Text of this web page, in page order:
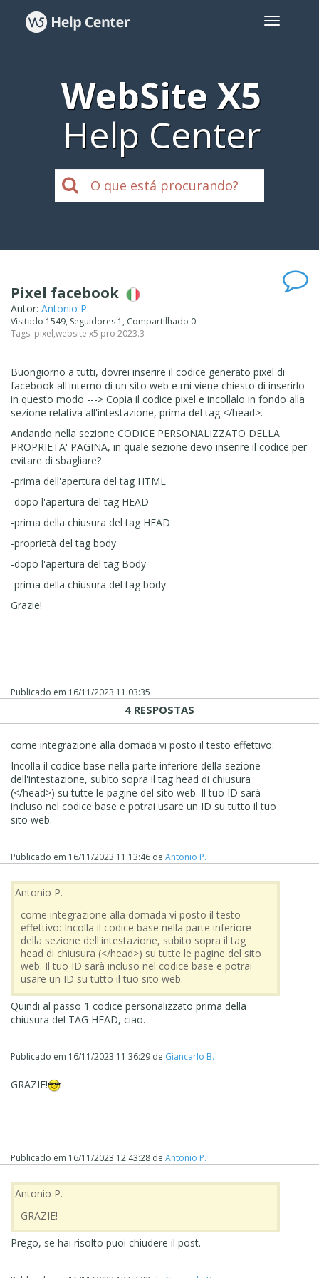
WebSite X5
Help Center
Pixel facebook
Autor: Antonio P.
Visitado 1549, Seguidores 1, Compartilhado 0
Tags: pixel,website x5 pro 2023.3
Buongiorno a tutti, dovrei inserire il codice generato pixel di
facebook all'interno di un sito web e mi viene chiesto di inserirlo
in questo modo ---> Copia il codice pixel e incollalo in fondo alla
sezione relativa all'intestazione, prima del tag </head>.
Andando nella sezione CODICE PERSONALIZZATO DELLA
PROPRIETA' PAGINA, in quale sezione devo inserire il codice per
evitare di sbagliare?
-prima dell'apertura del tag HTML
-dopo l'apertura del tag HEAD
-prima della chiusura del tag HEAD
-proprietà del tag body
-dopo l'apertura del tag Body
-prima della chiusura del tag body
Grazie!
Publicado em 16/11/2023 11:03:35
4 RESPOSTAS
come integrazione alla domada vi posto il testo effettivo:
Incolla il codice base nella parte inferiore della sezione
dell'intestazione, subito sopra il tag head di chiusura
(</head>) su tutte le pagine del sito web. Il tuo ID sarà
incluso nel codice base e potrai usare un ID su tutto il tuo
sito web.
Publicado em 16/11/2023 11:13:46 de Antonio P.
Antonio P.
come integrazione alla domada vi posto il testo
effettivo: Incolla il codice base nella parte inferiore
della sezione dell'intestazione, subito sopra il tag
head di chiusura (</head>) su tutte le pagine del sito
web. Il tuo ID sarà incluso nel codice base e potrai
usare un ID su tutto il tuo sito web.
Quindi al passo 1 codice personalizzato prima della
chiusura del TAG HEAD, ciao.
Publicado em 16/11/2023 11:36:29 de Giancarlo B.
GRAZIE!
Publicado em 16/11/2023 12:43:28 de Antonio P.
Antonio P.
GRAZIE!
Prego, se hai risolto puoi chiudere il post.